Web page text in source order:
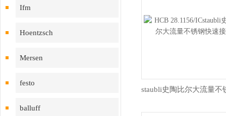
Ifm
Hoentzsch
Mersen
festo
balluff